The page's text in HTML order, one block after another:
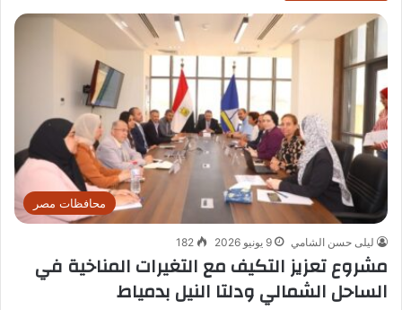
محافظات مصر
ليلى حسن الشامي 9 يونيو 2026 182
مشروع تعزيز التكيف مع التغيرات المناخية في
الساحل الشمالي ودلتا النيل بدمياط